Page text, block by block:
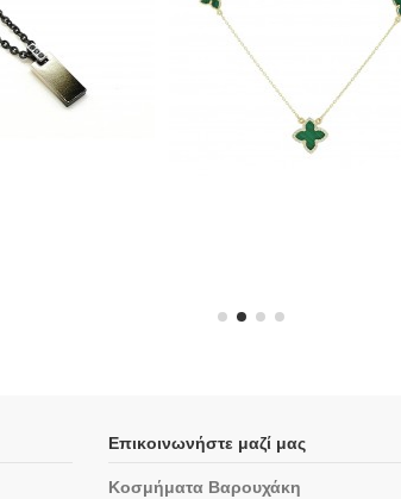
Επικοινωνήστε μαζί μας
Κοσμήματα Βαρουχάκη